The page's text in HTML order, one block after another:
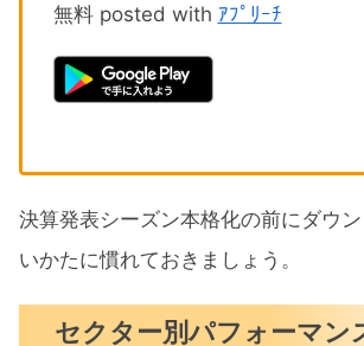
無料 posted with ｱﾌﾟﾘｰﾁ
決算発表シーズン本格化の前にダウ
いかたに慣れておきましょう。
セクター別パフォーマン